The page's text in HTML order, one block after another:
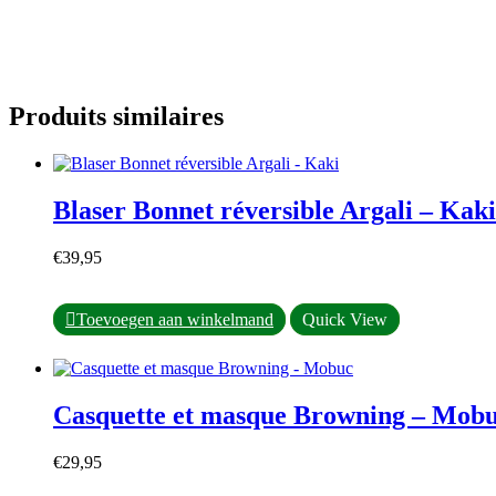
Produits similaires
Blaser Bonnet réversible Argali – Kaki
€39,95
Toevoegen aan winkelmand Quick View
Casquette et masque Browning –
€29,95